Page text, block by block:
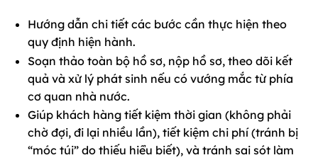
Hướng dẫn chi tiết các bước cần thực hiện theo
quy định hiện hành.
Soạn thảo toàn bộ hồ sơ, nộp hồ sơ, theo dõi kết
quả và xử lý phát sinh nếu có vướng mắc từ phía
cơ quan nhà nước.
Giúp khách hàng tiết kiệm thời gian (không phải
chờ đợi, đi lại nhiều lần), tiết kiệm chi phí (tránh bị
“móc túi” do thiếu hiểu biết), và tránh sai sót làm